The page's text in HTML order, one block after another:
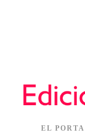
EL